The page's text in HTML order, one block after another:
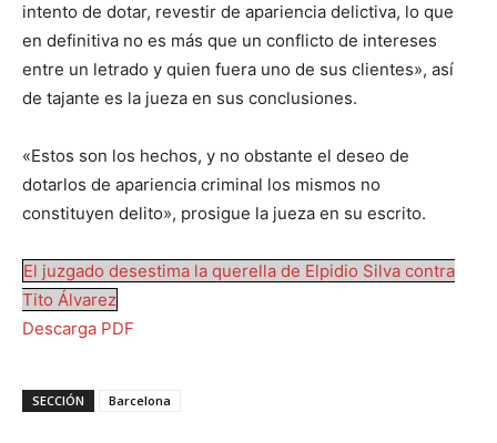
intento de dotar, revestir de apariencia delictiva, lo que
en definitiva no es más que un conflicto de intereses
entre un letrado y quien fuera uno de sus clientes», así
de tajante es la jueza en sus conclusiones.
«Estos son los hechos, y no obstante el deseo de
dotarlos de apariencia criminal los mismos no
constituyen delito», prosigue la jueza en su escrito.
El juzgado desestima la querella de Elpidio Silva contra
Tito Álvarez
Descarga PDF
SECCIÓN Barcelona